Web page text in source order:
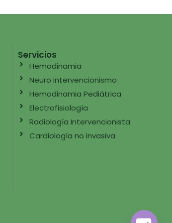
Servicios
Hemodinamia
Neuro intervencionismo
Hemodinamia Pediátrica
Electrofisiología
Radiología Intervencionista
Cardiología no invasiva